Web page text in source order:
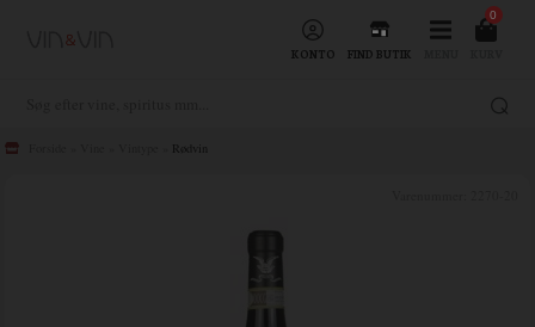
KONTO FIND BUTIK
0
Rødvin